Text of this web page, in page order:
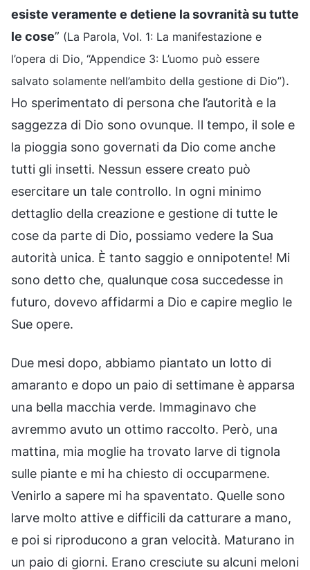
esiste veramente e detiene la sovranità su tutte
le cose” (La Parola, Vol. 1: La manifestazione e
l’opera di Dio, “Appendice 3: L’uomo può essere
salvato solamente nell’ambito della gestione di Dio”).
Ho sperimentato di persona che l’autorità e la
saggezza di Dio sono ovunque. Il tempo, il sole e
la pioggia sono governati da Dio come anche
tutti gli insetti. Nessun essere creato può
esercitare un tale controllo. In ogni minimo
dettaglio della creazione e gestione di tutte le
cose da parte di Dio, possiamo vedere la Sua
autorità unica. È tanto saggio e onnipotente! Mi
sono detto che, qualunque cosa succedesse in
futuro, dovevo affidarmi a Dio e capire meglio le
Sue opere.
Due mesi dopo, abbiamo piantato un lotto di
amaranto e dopo un paio di settimane è apparsa
una bella macchia verde. Immaginavo che
avremmo avuto un ottimo raccolto. Però, una
mattina, mia moglie ha trovato larve di tignola
sulle piante e mi ha chiesto di occuparmene.
Venirlo a sapere mi ha spaventato. Quelle sono
larve molto attive e difficili da catturare a mano,
e poi si riproducono a gran velocità. Maturano in
un paio di giorni. Erano cresciute su alcuni meloni